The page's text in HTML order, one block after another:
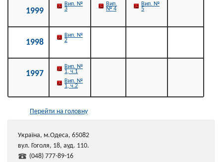
1999
Вип. №
3
Вип.
№ 4
Вип. №
5
1998
Вип. №
2
1997
Вип. №
1, ч.1
Вип. №
1, ч.2
Перейти на головну
Україна, м.Одеса, 65082
вул. Гоголя, 18, ауд. 110.
(048) 777-89-16